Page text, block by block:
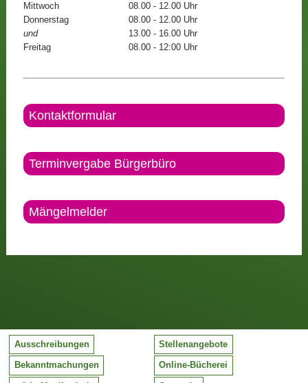
Mittwoch
08.00 - 12.00 Uhr
Donnerstag
08.00 - 12.00 Uhr
und
13.00 - 16.00 Uhr
Freitag
08.00 - 12:00 Uhr
Kontaktformular
Terminvergabe Bürgerbüro
Mängelmelder
Ausschreibungen Stellenangebote
Bekanntmachungen Online-Bücherei